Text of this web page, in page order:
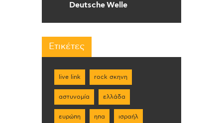
Deutsche Welle
Ετικέτες
live link rock σκηνη
αστυνομία ελλάδα
ευρώπη ηπα ισραήλ